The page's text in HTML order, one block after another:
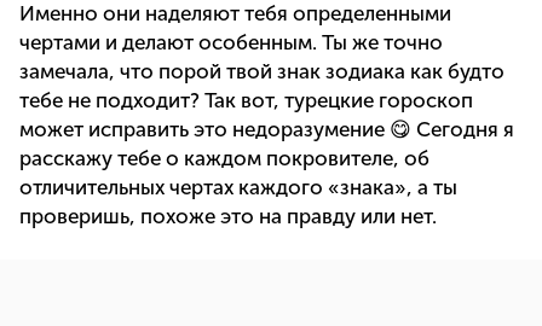
Именно они наделяют тебя определенными
чертами и делают особенным. Ты же точно
замечала, что порой твой знак зодиака как будто
тебе не подходит? Так вот, турецкие гороскоп
может исправить это недоразумение 😋 Сегодня я
расскажу тебе о каждом покровителе, об
отличительных чертах каждого «знака», а ты
проверишь, похоже это на правду или нет.